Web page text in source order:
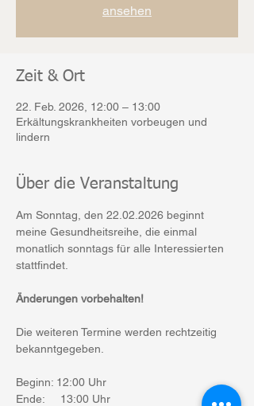
ansehen
Zeit & Ort
22. Feb. 2026, 12:00 – 13:00
Erkältungskrankheiten vorbeugen und
lindern
Über die Veranstaltung
Am Sonntag, den 22.02.2026 beginnt
meine Gesundheitsreihe, die einmal
monatlich sonntags für alle Interessierten
stattfindet.
Änderungen vorbehalten!
Die weiteren Termine werden rechtzeitig
bekanntgegeben.
Beginn: 12:00 Uhr
Ende:     13:00 Uhr